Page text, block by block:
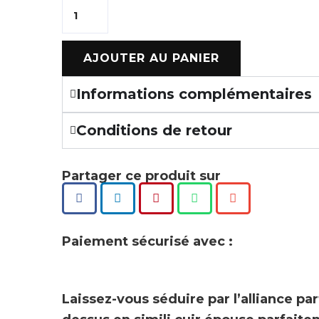
AJOUTER AU PANIER
Informations complémentaires
Conditions de retour
Partager ce produit sur
Paiement sécurisé avec :
Laissez-vous séduire par l’alliance